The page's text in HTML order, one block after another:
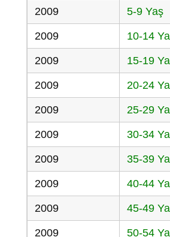
2009 5-9 Yaş
2009 10-14
2009 15-19
2009 20-24
2009 25-29
2009 30-34
2009 35-39
2009 40-44
2009 45-49
2009 50-54